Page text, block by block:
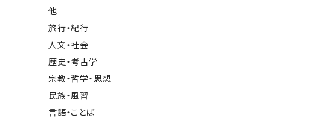
他
旅行・紀行
人文・社会
歴史・考古学
宗教・哲学・思想
民族・風習
言語・ことば